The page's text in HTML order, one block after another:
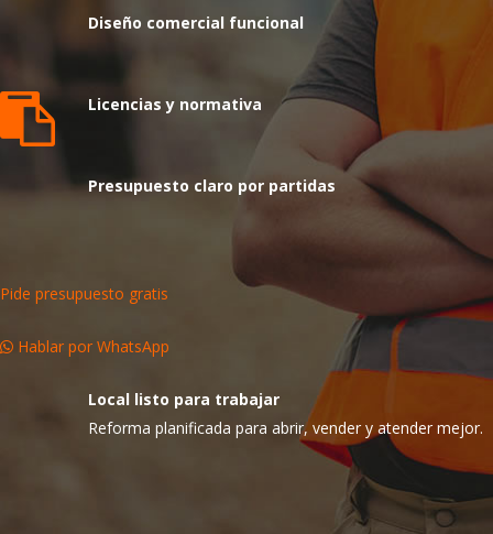
Diseño comercial funcional
Licencias y normativa
Presupuesto claro por partidas
Pide presupuesto gratis
Hablar por WhatsApp
Local listo para trabajar
Reforma planificada para abrir, vender y atender mejor.